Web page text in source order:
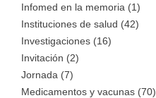
Infomed en la memoria (1)
Instituciones de salud (42)
Investigaciones (16)
Invitación (2)
Jornada (7)
Medicamentos y vacunas (70)